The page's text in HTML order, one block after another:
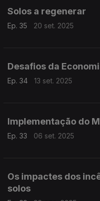
Solos a regenerar
Ep. 35 20 set. 2025
Desafios da
Ep. 34 13 set. 2025
Implementação do
Ep. 33 06 set. 2025
Os impactes dos
solos